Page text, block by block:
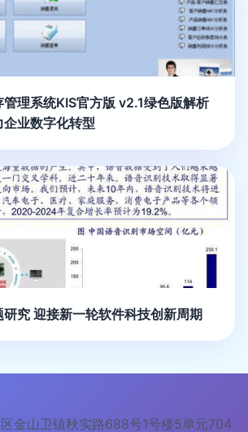
理系统KIS官方版 v2.1绿色版解析
业数字化转型
究 迎接新一轮软件科技创新周期
金山卫镇秋实路688号1号楼5单元704